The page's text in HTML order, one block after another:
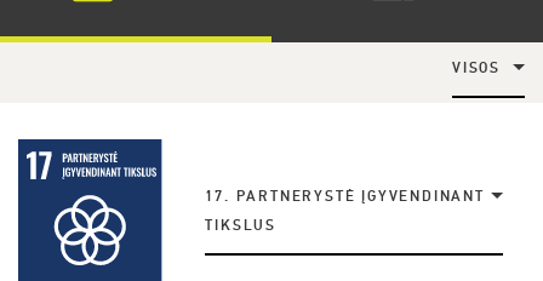
VISOS
17. PARTNERYSTĖ ĮGYVENDINANT
TIKSLUS